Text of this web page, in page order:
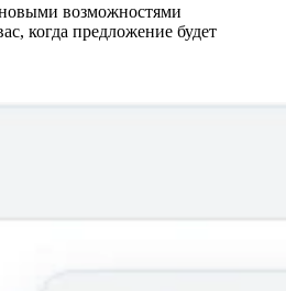
возможностями
когда предложение будет